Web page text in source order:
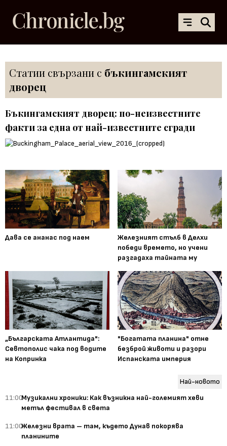
Статии свързани с бъкингамският
дворец
Бъкингамският дворец: по-неизвестните
факти за една от най-известните сгради
Дава се ананас под наем
Железният стълб в Делхи
победи времето, но учени
разгадаха тайната му
„Българската Атлантида":
Севтополис чака под водите
на Копринка
"Богатата планина" отне
безброй животи и разори
Испанската империя
Най-новото
11:00Музикални хроники: Как възникна най-големият хеви
метъл фестивал в света
11:00Железни врата – там, където Дунав покорява
планините